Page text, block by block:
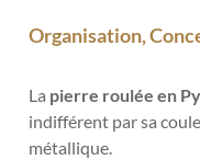
Organisation,
La pierre roulée en
indifférent par sa
métallique.